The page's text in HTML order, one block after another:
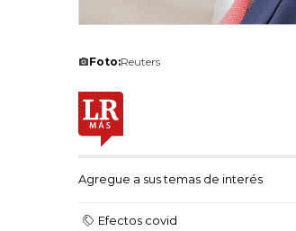
Foto:Reuters
Agregue a sus temas de interés
Efectos covid